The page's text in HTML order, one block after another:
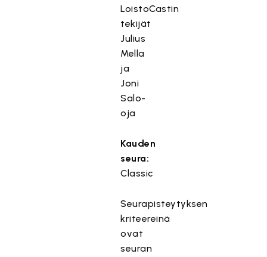
LoistoCastin
tekijät
Julius
Mella
ja
Joni
Salo-
oja
Kauden
seura:
Classic
Seurapisteytyksen
kriteereinä
ovat
seuran